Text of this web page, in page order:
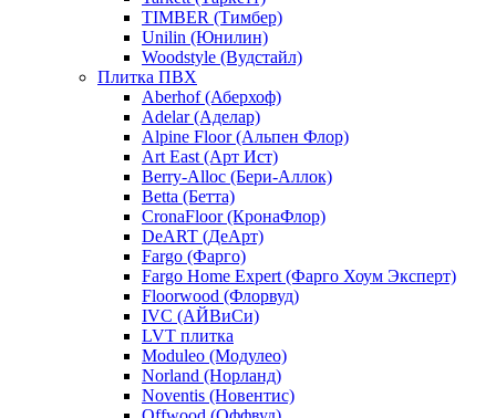
TIMBER (Тимбер)
Unilin (Юнилин)
Woodstyle (Вудстайл)
Плитка ПВХ
Aberhof (Аберхоф)
Adelar (Аделар)
Alpine Floor (Альпен Флор)
Art East (Арт Ист)
Berry-Alloc (Бери-Аллок)
Betta (Бетта)
CronaFloor (КронаФлор)
DeART (ДеАрт)
Fargo (Фарго)
Fargo Home Expert (Фарго Хоум Эксперт)
Floorwood (Флорвуд)
IVC (АЙВиСи)
LVT плитка
Moduleo (Модулео)
Norland (Норланд)
Noventis (Новентис)